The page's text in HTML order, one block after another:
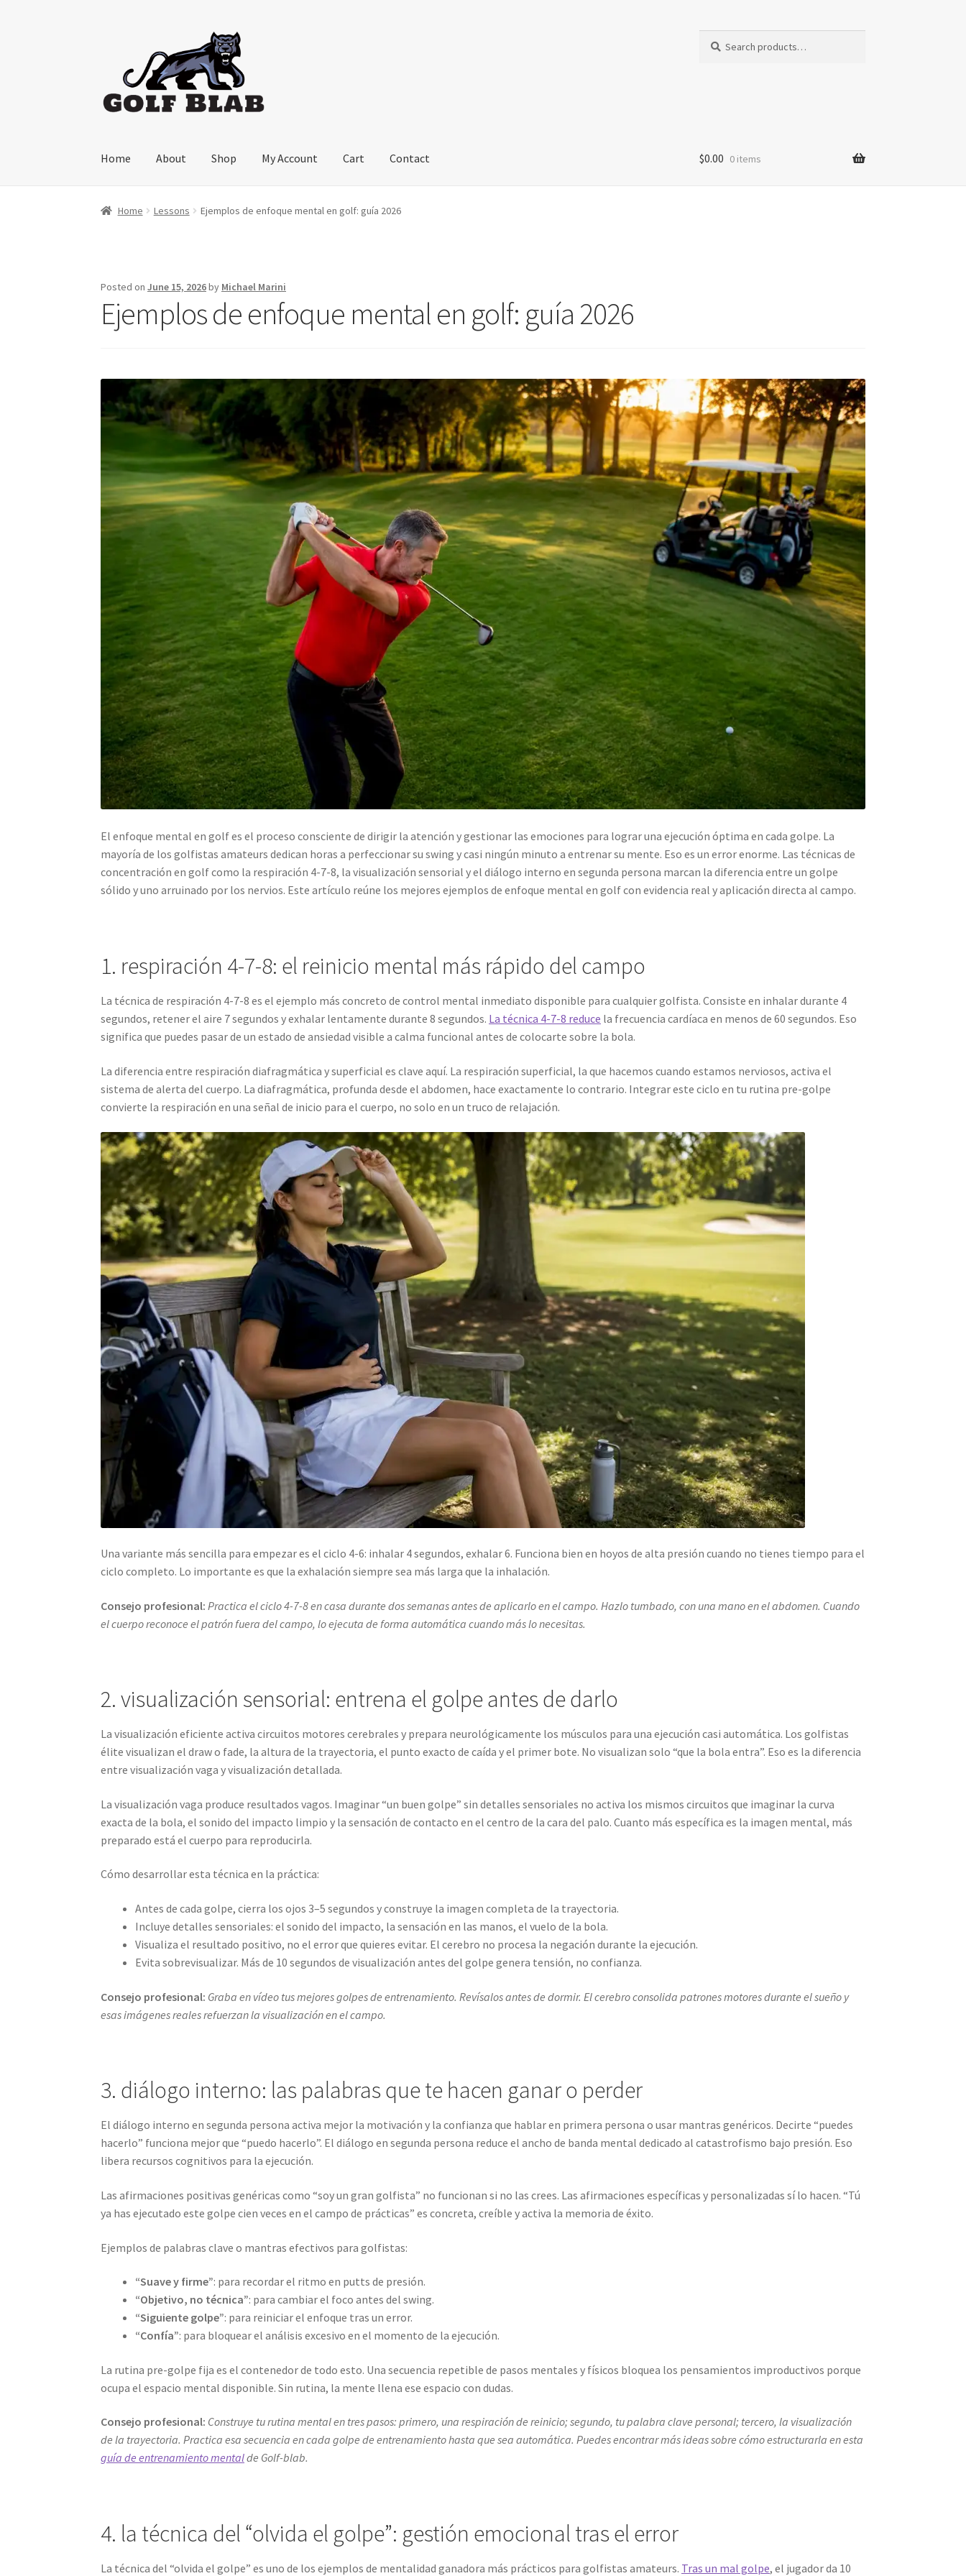
navigation
content
for:
Home About Shop My Account Cart Contact $0.00 0 items
Home Lessons Ejemplos de enfoque mental en golf: guía 2026
Posted onJune 15, 2026by Michael Marini
Ejemplos de enfoque mental en golf: guía 2026
El enfoque mental en golf es el proceso consciente de dirigir la atención y gestionar las emociones para lograr una ejecución óptima en cada golpe. La
mayoría de los golfistas amateurs dedican horas a perfeccionar su swing y casi ningún minuto a entrenar su mente. Eso es un error enorme. Las técnicas de
concentración en golf como la respiración 4-7-8, la visualización sensorial y el diálogo interno en segunda persona marcan la diferencia entre un golpe
sólido y uno arruinado por los nervios. Este artículo reúne los mejores ejemplos de enfoque mental en golf con evidencia real y aplicación directa al campo.
1. respiración 4-7-8: el reinicio mental más rápido del campo
La técnica de respiración 4-7-8 es el ejemplo más concreto de control mental inmediato disponible para cualquier golfista. Consiste en inhalar durante 4
segundos, retener el aire 7 segundos y exhalar lentamente durante 8 segundos. La técnica 4-7-8 reduce la frecuencia cardíaca en menos de 60 segundos. Eso
significa que puedes pasar de un estado de ansiedad visible a calma funcional antes de colocarte sobre la bola.
La diferencia entre respiración diafragmática y superficial es clave aquí. La respiración superficial, la que hacemos cuando estamos nerviosos, activa el
sistema de alerta del cuerpo. La diafragmática, profunda desde el abdomen, hace exactamente lo contrario. Integrar este ciclo en tu rutina pre-golpe
convierte la respiración en una señal de inicio para el cuerpo, no solo en un truco de relajación.
Una variante más sencilla para empezar es el ciclo 4-6: inhalar 4 segundos, exhalar 6. Funciona bien en hoyos de alta presión cuando no tienes tiempo para el
ciclo completo. Lo importante es que la exhalación siempre sea más larga que la inhalación.
Consejo profesional: Practica el ciclo 4-7-8 en casa durante dos semanas antes de aplicarlo en el campo. Hazlo tumbado, con una mano en el abdomen. Cuando
el cuerpo reconoce el patrón fuera del campo, lo ejecuta de forma automática cuando más lo necesitas.
2. visualización sensorial: entrena el golpe antes de darlo
La visualización eficiente activa circuitos motores cerebrales y prepara neurológicamente los músculos para una ejecución casi automática. Los golfistas
élite visualizan el draw o fade, la altura de la trayectoria, el punto exacto de caída y el primer bote. No visualizan solo “que la bola entra”. Eso es la diferencia
entre visualización vaga y visualización detallada.
La visualización vaga produce resultados vagos. Imaginar “un buen golpe” sin detalles sensoriales no activa los mismos circuitos que imaginar la curva
exacta de la bola, el sonido del impacto limpio y la sensación de contacto en el centro de la cara del palo. Cuanto más específica es la imagen mental, más
preparado está el cuerpo para reproducirla.
Cómo desarrollar esta técnica en la práctica:
Antes de cada golpe, cierra los ojos 3–5 segundos y construye la imagen completa de la trayectoria.
Incluye detalles sensoriales: el sonido del impacto, la sensación en las manos, el vuelo de la bola.
Visualiza el resultado positivo, no el error que quieres evitar. El cerebro no procesa la negación durante la ejecución.
Evita sobrevisualizar. Más de 10 segundos de visualización antes del golpe genera tensión, no confianza.
Consejo profesional: Graba en vídeo tus mejores golpes de entrenamiento. Revísalos antes de dormir. El cerebro consolida patrones motores durante el sueño y
esas imágenes reales refuerzan la visualización en el campo.
3. diálogo interno: las palabras que te hacen ganar o perder
El diálogo interno en segunda persona activa mejor la motivación y la confianza que hablar en primera persona o usar mantras genéricos. Decirte “puedes
hacerlo” funciona mejor que “puedo hacerlo”. El diálogo en segunda persona reduce el ancho de banda mental dedicado al catastrofismo bajo presión. Eso
libera recursos cognitivos para la ejecución.
Las afirmaciones positivas genéricas como “soy un gran golfista” no funcionan si no las crees. Las afirmaciones específicas y personalizadas sí lo hacen. “Tú
ya has ejecutado este golpe cien veces en el campo de prácticas” es concreta, creíble y activa la memoria de éxito.
Ejemplos de palabras clave o mantras efectivos para golfistas:
“Suave y firme”: para recordar el ritmo en putts de presión.
“Objetivo, no técnica”: para cambiar el foco antes del swing.
“Siguiente golpe”: para reiniciar el enfoque tras un error.
“Confía”: para bloquear el análisis excesivo en el momento de la ejecución.
La rutina pre-golpe fija es el contenedor de todo esto. Una secuencia repetible de pasos mentales y físicos bloquea los pensamientos improductivos porque
ocupa el espacio mental disponible. Sin rutina, la mente llena ese espacio con dudas.
Consejo profesional: Construye tu rutina mental en tres pasos: primero, una respiración de reinicio; segundo, tu palabra clave personal; tercero, la visualización
de la trayectoria. Practica esa secuencia en cada golpe de entrenamiento hasta que sea automática. Puedes encontrar más ideas sobre cómo estructurarla en esta
guía de entrenamiento mentalde Golf-blab.
4. la técnica del “olvida el golpe”: gestión emocional tras el error
La técnica del “olvida el golpe” es uno de los ejemplos de mentalidad ganadora más prácticos para golfistas amateurs. Tras un mal golpe, el jugador da 10